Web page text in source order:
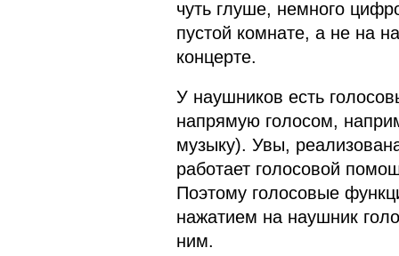
чуть глуше, немного
пустой комнате, а не на
концерте.
У наушников есть
напрямую голосом,
музыку). Увы,
работает голосовой
Поэтому голосовые
нажатием на наушник
ним.